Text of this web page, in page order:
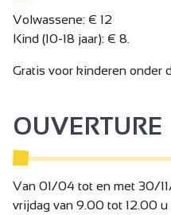
haar energie en pracht tot
te dompelen worden we
universele harmonie.
Volwassene: € 12
Kind (10-18 jaar): € 8.
Gratis voor kinderen onder
OUVERTURE
Van 01/04 tot en met 30/
vrijdag van 9.00 tot 12.00 u